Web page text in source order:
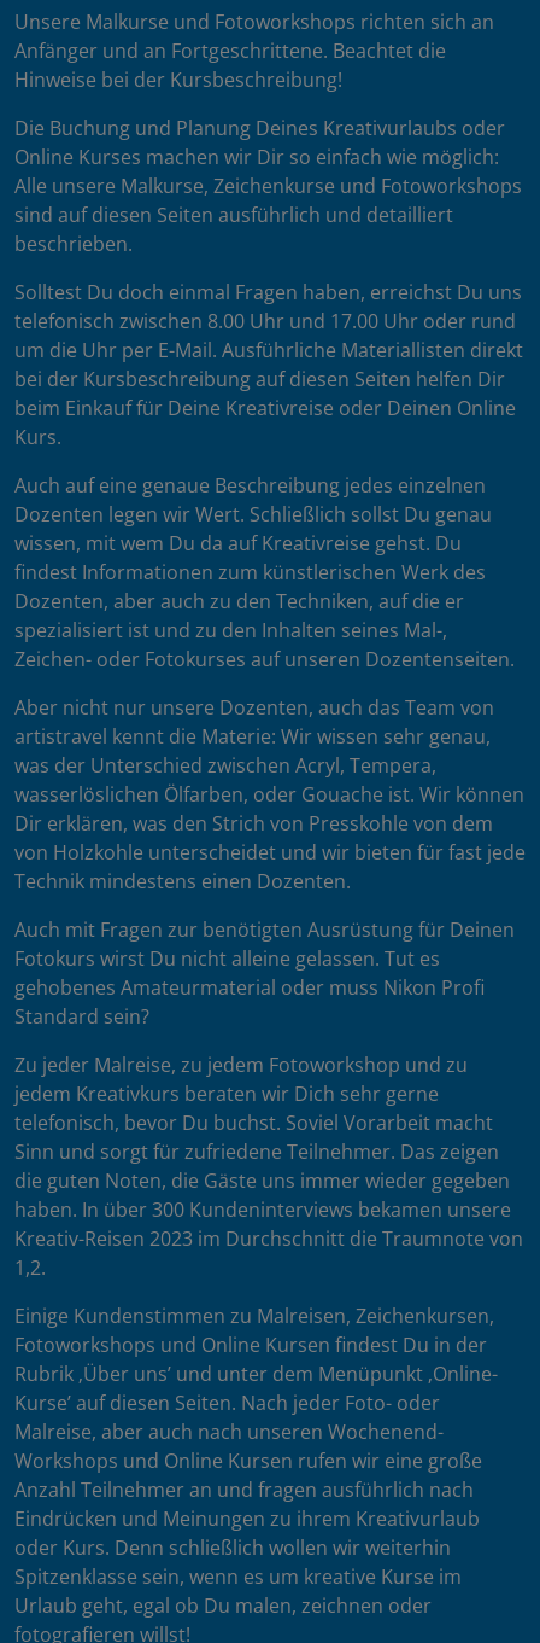
Unsere Malkurse und Fotoworkshops richten sich an
Anfänger und an Fortgeschrittene. Beachtet die
Hinweise bei der Kursbeschreibung!
Die Buchung und Planung Deines Kreativurlaubs oder
Online Kurses machen wir Dir so einfach wie möglich:
Alle unsere Malkurse, Zeichenkurse und Fotoworkshops
sind auf diesen Seiten ausführlich und detailliert
beschrieben.
Solltest Du doch einmal Fragen haben, erreichst Du uns
telefonisch zwischen 8.00 Uhr und 17.00 Uhr oder rund
um die Uhr per E-Mail. Ausführliche Materiallisten direkt
bei der Kursbeschreibung auf diesen Seiten helfen Dir
beim Einkauf für Deine Kreativreise oder Deinen Online
Kurs.
Auch auf eine genaue Beschreibung jedes einzelnen
Dozenten legen wir Wert. Schließlich sollst Du genau
wissen, mit wem Du da auf Kreativreise gehst. Du
findest Informationen zum künstlerischen Werk des
Dozenten, aber auch zu den Techniken, auf die er
spezialisiert ist und zu den Inhalten seines Mal-,
Zeichen- oder Fotokurses auf unseren Dozentenseiten.
Aber nicht nur unsere Dozenten, auch das Team von
artistravel kennt die Materie: Wir wissen sehr genau,
was der Unterschied zwischen Acryl, Tempera,
wasserlöslichen Ölfarben, oder Gouache ist. Wir können
Dir erklären, was den Strich von Presskohle von dem
von Holzkohle unterscheidet und wir bieten für fast jede
Technik mindestens einen Dozenten.
Auch mit Fragen zur benötigten Ausrüstung für Deinen
Fotokurs wirst Du nicht alleine gelassen. Tut es
gehobenes Amateurmaterial oder muss Nikon Profi
Standard sein?
Zu jeder Malreise, zu jedem Fotoworkshop und zu
jedem Kreativkurs beraten wir Dich sehr gerne
telefonisch, bevor Du buchst. Soviel Vorarbeit macht
Sinn und sorgt für zufriedene Teilnehmer. Das zeigen
die guten Noten, die Gäste uns immer wieder gegeben
haben. In über 300 Kundeninterviews bekamen unsere
Kreativ-Reisen 2023 im Durchschnitt die Traumnote von
1,2.
Einige Kundenstimmen zu Malreisen, Zeichenkursen,
Fotoworkshops und Online Kursen findest Du in der
Rubrik ‚Über uns’ und unter dem Menüpunkt ‚Online-
Kurse’ auf diesen Seiten. Nach jeder Foto- oder
Malreise, aber auch nach unseren Wochenend-
Workshops und Online Kursen rufen wir eine große
Anzahl Teilnehmer an und fragen ausführlich nach
Eindrücken und Meinungen zu ihrem Kreativurlaub
oder Kurs. Denn schließlich wollen wir weiterhin
Spitzenklasse sein, wenn es um kreative Kurse im
Urlaub geht, egal ob Du malen, zeichnen oder
fotografieren willst!